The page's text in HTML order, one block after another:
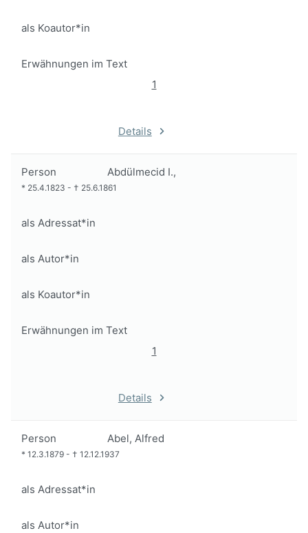
als Koautor*in
Erwähnungen im Text
1
Details
Person Abdülmecid I.,
* 25.4.1823 - † 25.6.1861
als Adressat*in
als Autor*in
als Koautor*in
Erwähnungen im Text
1
Details
Person Abel, Alfred
* 12.3.1879 - † 12.12.1937
als Adressat*in
als Autor*in